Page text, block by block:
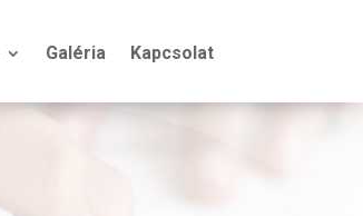
Galéria Kapcsolat